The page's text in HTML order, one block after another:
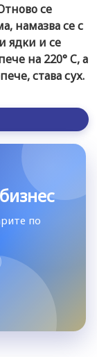
се
намазва се с
ядки и се
на 220° C, а
става сух.
по